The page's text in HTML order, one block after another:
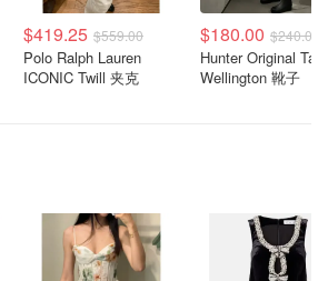
$419.25 $559.00
Polo Ralph Lauren
ICONIC Twill 夹克
$180.00 $240.00
Hunter Original Tall
Wellington 靴子